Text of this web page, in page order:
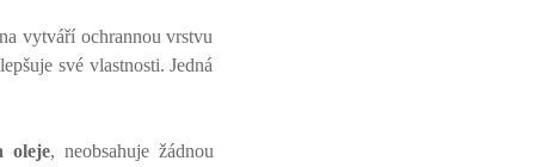
vytváří ochrannou vrstvu
své vlastnosti. Jedná
oleje, neobsahuje žádnou